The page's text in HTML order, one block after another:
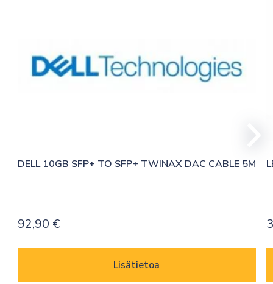
DELL 10GB SFP+ TO SFP+ TWINAX DAC CABLE 5M
92,90 €
Lisätietoa